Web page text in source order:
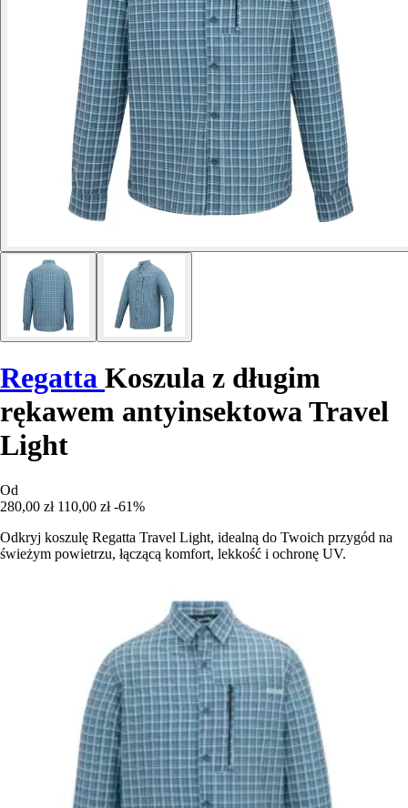
Regatta Koszula z długim
rękawem antyinsektowa Travel
Light
Od
280,00 zł 110,00 zł -61%
Odkryj koszulę Regatta Travel Light, idealną do Twoich przygód na
świeżym powietrzu, łączącą komfort, lekkość i ochronę UV.